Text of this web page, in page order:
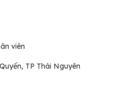
viên
TP Thái Nguyên